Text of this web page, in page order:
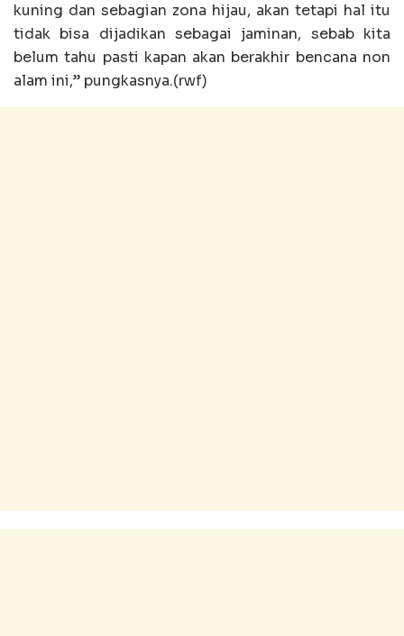
kuning dan sebagian zona hijau, akan tetapi hal itu
tidak bisa dijadikan sebagai jaminan, sebab kita
belum tahu pasti kapan akan berakhir bencana non
alam ini,” pungkasnya.(rwf)